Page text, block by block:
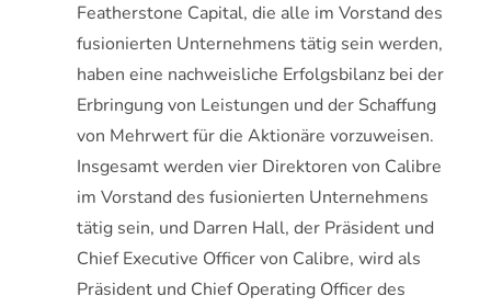
Featherstone Capital, die alle im Vorstand des
fusionierten Unternehmens tätig sein werden,
haben eine nachweisliche Erfolgsbilanz bei der
Erbringung von Leistungen und der Schaffung
von Mehrwert für die Aktionäre vorzuweisen.
Insgesamt werden vier Direktoren von Calibre
im Vorstand des fusionierten Unternehmens
tätig sein, und Darren Hall, der Präsident und
Chief Executive Officer von Calibre, wird als
Präsident und Chief Operating Officer des